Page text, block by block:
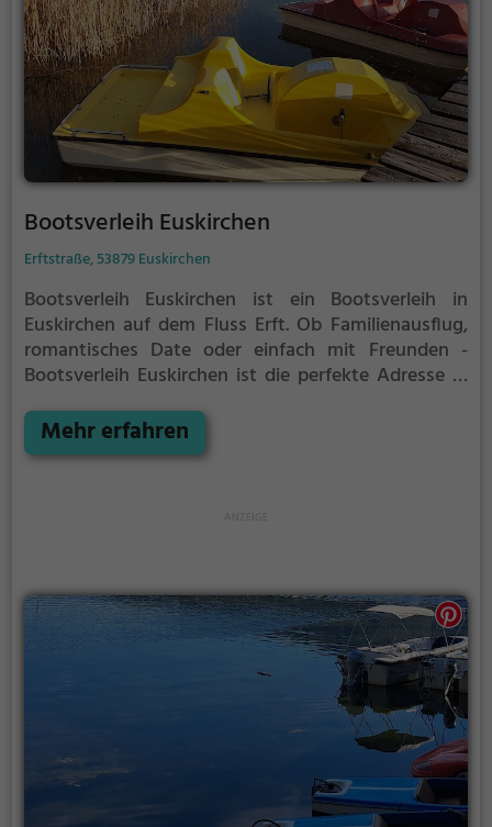
Bootsverleih Euskirchen
Erftstraße, 53879 Euskirchen
Bootsverleih Euskirchen ist ein Bootsverleih in
Euskirchen auf dem Fluss Erft. Ob Familienausflug,
romantisches Date oder einfach mit Freunden -
Bootsverleih Euskirchen ist die perfekte Adresse in
auch Sportbegeisterte und echte Wasserratten auf
ihre Kosten.
Mehr erfahren